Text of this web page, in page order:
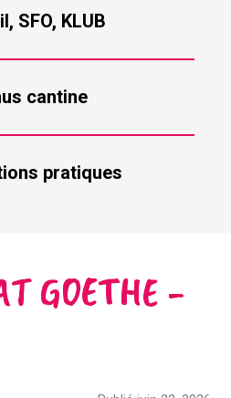
SFO, KLUB
cantine
pratiques
GOETHE -